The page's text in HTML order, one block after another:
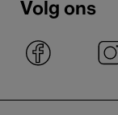
Volg ons